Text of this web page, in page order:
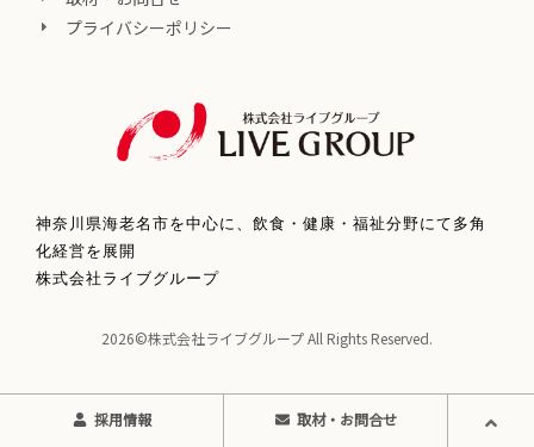
プライバシーポリシー
神奈川県海老名市を中心に、飲食・健康・福祉分野にて多角
化経営を展開
株式会社ライブグループ
2026©株式会社ライブグループ All Rights Reserved.
採用情報 取材・お問合せ